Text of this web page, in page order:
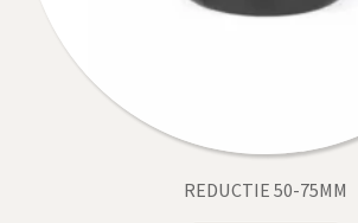
REDUCTIE 50-75MM